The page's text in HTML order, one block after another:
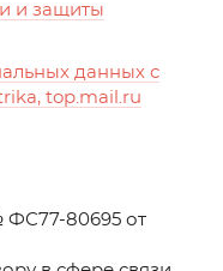
и защиты
данных с
top.mail.ru
ФС77-80695 от